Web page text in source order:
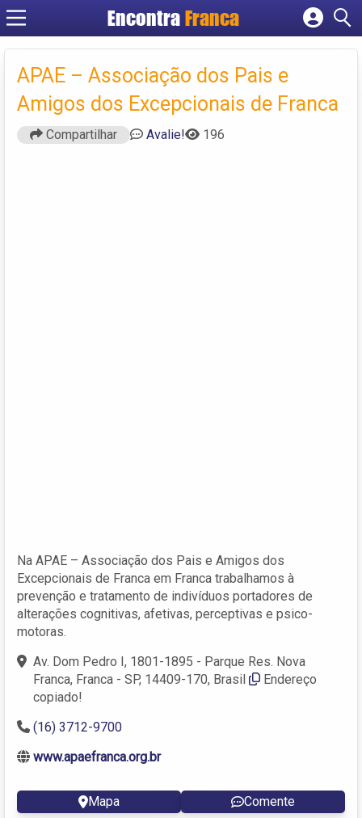
Encontra Franca
Cadastrar empresa
Fazer login
Criar conta
APAE – Associação dos Pais e
Amigos dos Excepcionais de Franca
Compartilhar Avalie! 196
Na APAE – Associação dos Pais e Amigos dos
Excepcionais de Franca em Franca trabalhamos à
prevenção e tratamento de indivíduos portadores de
alterações cognitivas, afetivas, perceptivas e psico-
motoras.
Av. Dom Pedro I, 1801-1895 - Parque Res. Nova
Franca, Franca - SP, 14409-170, Brasil
Endereço
copiado!
(16) 3712-9700
www.apaefranca.org.br
Mapa Comente